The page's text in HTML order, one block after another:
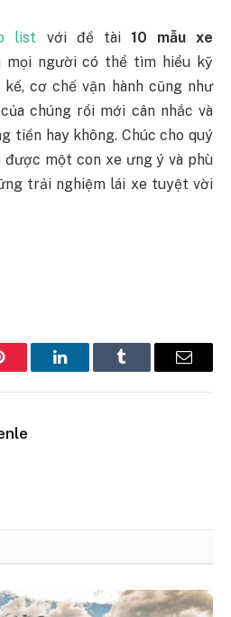
list với đề tài 10 mẫu xe
mọi người có thể tìm hiểu kỹ
cơ chế vận hành cũng như
chúng rồi mới cân nhắc và
tiền hay không. Chúc cho quý
được một con xe ưng ý và phù
trải nghiệm lái xe tuyệt vời
LinkedInTumblr Email